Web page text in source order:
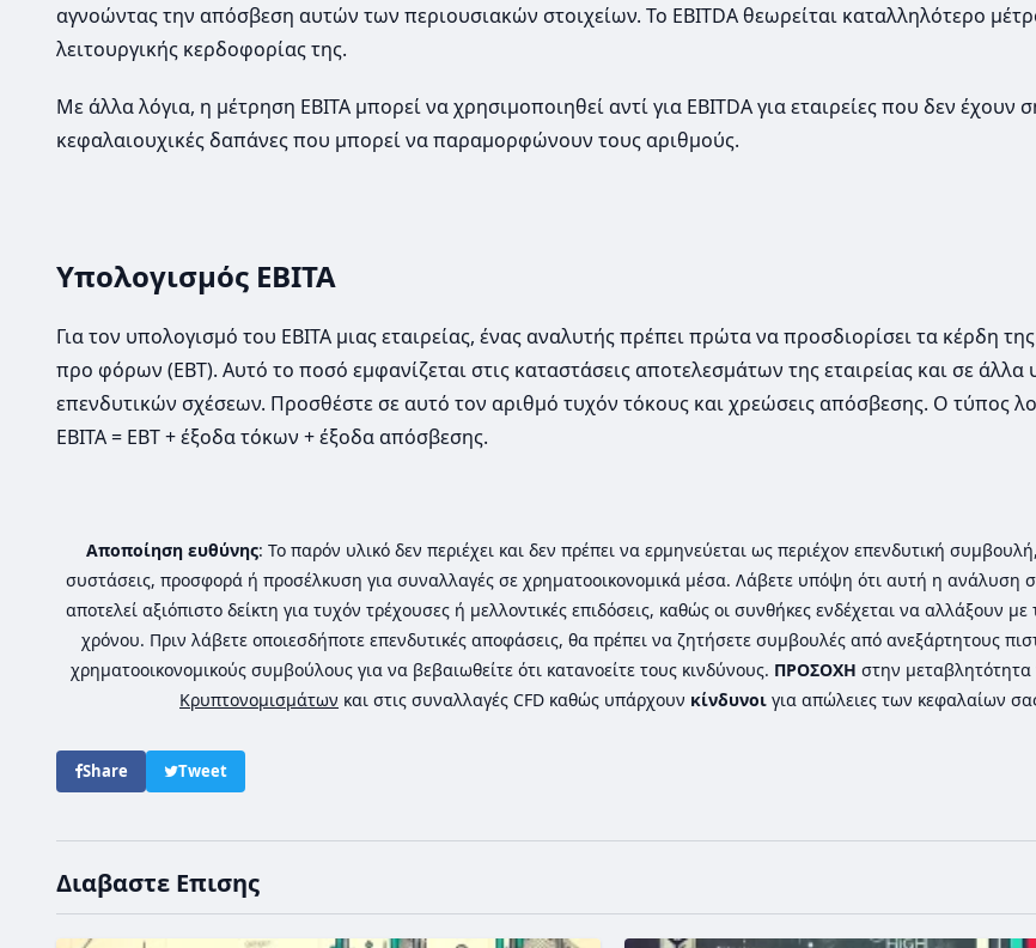
αγνοώντας την απόσβεση αυτών των περιουσιακών στοιχείων. Το EBITDA θεωρείται καταλληλότερο
λειτουργικής κερδοφορίας της.
Με άλλα λόγια, η μέτρηση EBITA μπορεί να χρησιμοποιηθεί αντί για EBITDA για εταιρείες που δεν έχουν
κεφαλαιουχικές δαπάνες που μπορεί να παραμορφώνουν τους αριθμούς.
Υπολογισμός EBITA
Για τον υπολογισμό του EBITA μιας εταιρείας, ένας αναλυτής πρέπει πρώτα να προσδιορίσει τα κέρδη της
προ φόρων (EBT). Αυτό το ποσό εμφανίζεται στις καταστάσεις αποτελεσμάτων της εταιρείας και σε άλλα
επενδυτικών σχέσεων. Προσθέστε σε αυτό τον αριθμό τυχόν τόκους και χρεώσεις απόσβεσης. Ο τύπος
EBITA = EBT + έξοδα τόκων + έξοδα απόσβεσης.
Αποποίηση ευθύνης: Το παρόν υλικό δεν περιέχει και δεν πρέπει να ερμηνεύεται ως περιέχον επενδυτική
συστάσεις, προσφορά ή προσέλκυση για συναλλαγές σε χρηματοοικονομικά μέσα. Λάβετε υπόψη ότι αυτή η ανάλυση
αποτελεί αξιόπιστο δείκτη για τυχόν τρέχουσες ή μελλοντικές επιδόσεις, καθώς οι συνθήκες ενδέχεται να αλλάξουν
χρόνου. Πριν λάβετε οποιεσδήποτε επενδυτικές αποφάσεις, θα πρέπει να ζητήσετε συμβουλές από ανεξάρτητους
χρηματοοικονομικούς συμβούλους για να βεβαιωθείτε ότι κατανοείτε τους κινδύνους. ΠΡΟΣΟΧΗ στην
Κρυπτονομισμάτων και στις συναλλαγές CFD καθώς υπάρχουν κίνδυνοι για απώλειες των κεφαλαίων
Share Tweet
Διαβαστε Επισης